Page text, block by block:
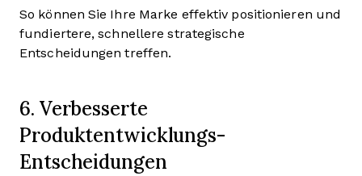
So können Sie Ihre Marke effektiv positionieren und
fundiertere, schnellere strategische
Entscheidungen treffen.
6. Verbesserte
Produktentwicklungs-
Entscheidungen